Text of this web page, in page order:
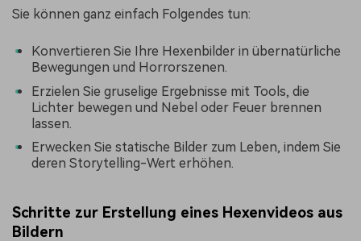
Sie können ganz einfach Folgendes tun:
Konvertieren Sie Ihre Hexenbilder in übernatürliche
Bewegungen und Horrorszenen.
Erzielen Sie gruselige Ergebnisse mit Tools, die
Lichter bewegen und Nebel oder Feuer brennen
lassen.
Erwecken Sie statische Bilder zum Leben, indem Sie
deren Storytelling-Wert erhöhen.
Schritte zur Erstellung eines Hexenvideos aus
Bildern